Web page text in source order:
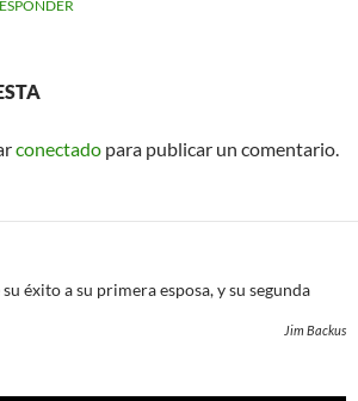
conectado para publicar un comentario.
éxito a su primera esposa, y su segunda
Jim Backus